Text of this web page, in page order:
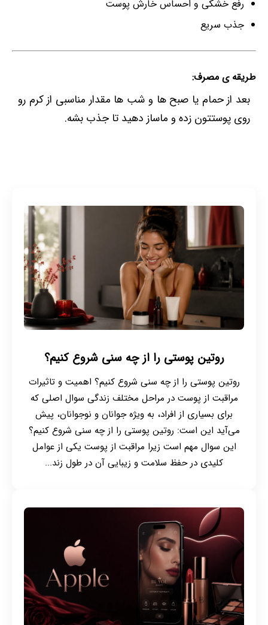
رفع خشکی و احساس خارش پوست
جذب سریع
طریقه ی مصرف:
بعد از حمام یا صبح ها و شب ها مقدار مناسبی از کرم رو
روی پوستتون زده و ماساز دهید تا جذب بشه.
روتین پوستی را از چه سنی شروع کنیم؟
روتین پوستی را از چه سنی شروع کنیم؟ اهمیت و تاثیرات
مراقبت از پوست در مراحل مختلف زندگی سوال اصلی که
برای بسیاری از افراد، به ویژه جوانان و نوجوانان، پیش
می‌آید این است: روتین پوستی را از چه سنی شروع کنیم؟
این سوال مهم است زیرا مراقبت از پوست یکی از عوامل
کلیدی در حفظ سلامت و زیبایی آن در طول زند...